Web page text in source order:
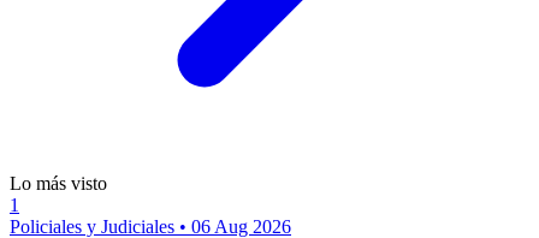
Lo más visto
1
Policiales y Judiciales • 06 Aug 2026